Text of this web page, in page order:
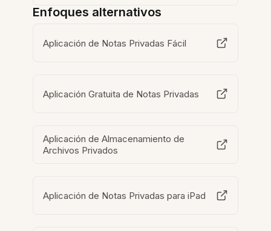
Enfoques alternativos
Aplicación de Notas Privadas Fácil
Aplicación Gratuita de Notas Privadas
Aplicación de Almacenamiento de
Archivos Privados
Aplicación de Notas Privadas para iPad